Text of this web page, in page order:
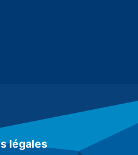
légales